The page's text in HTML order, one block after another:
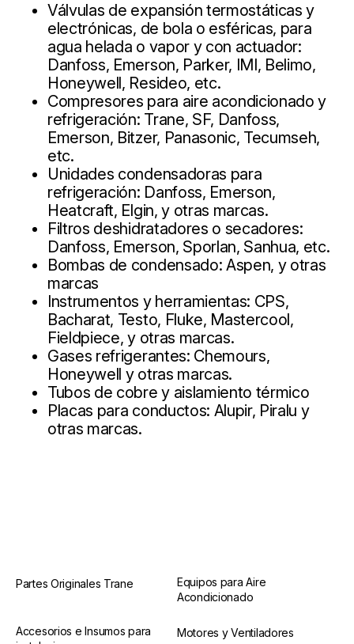
Válvulas de expansión termostáticas y
electrónicas, de bola o esféricas, para
agua helada o vapor y con actuador:
Danfoss, Emerson, Parker, IMI, Belimo,
Honeywell, Resideo, etc.
Compresores para aire acondicionado y
refrigeración: Trane, SF, Danfoss,
Emerson, Bitzer, Panasonic, Tecumseh,
etc.
Unidades condensadoras para
refrigeración: Danfoss, Emerson,
Heatcraft, Elgin, y otras marcas.
Filtros deshidratadores o secadores:
Danfoss, Emerson, Sporlan, Sanhua, etc.
Bombas de condensado: Aspen, y otras
marcas
Instrumentos y herramientas: CPS,
Bacharat, Testo, Fluke, Mastercool,
Fieldpiece, y otras marcas.
Gases refrigerantes: Chemours,
Honeywell y otras marcas.
Tubos de cobre y aislamiento térmico
Placas para conductos: Alupir, Piralu y
otras marcas.
Partes Originales Trane
Equipos para Aire
Acondicionado
Accesorios e Insumos para
Motores y Ventiladores